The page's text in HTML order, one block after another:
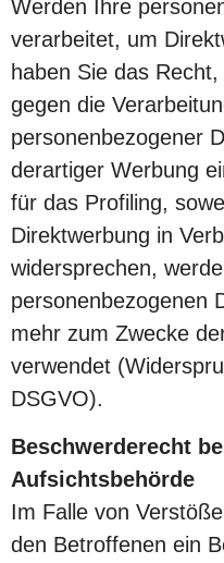
Werden Ihre
verarbeitet, um
haben Sie das
gegen die
personenbezogener
derartiger Werbung
für das Profiling,
Direktwerbung in
widersprechen,
personenbezogenen
mehr zum Zwecke
verwendet
DSGVO).
Beschwerderecht
Aufsichtsbehörde
Im Falle von
den Betroffenen ein